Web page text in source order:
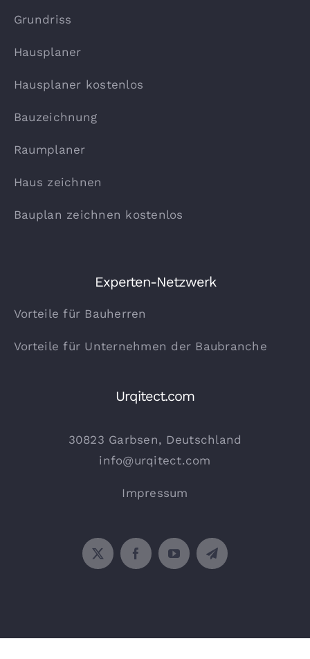
Urqitect.com
30823 Garbsen, Deutschland
info@urqitect.com
Impressum
Grundriss
Hausplaner
Hausplaner kostenlos
Bauzeichnung
Raumplaner
Haus zeichnen
Bauplan zeichnen kostenlos
Experten-Netzwerk
Vorteile für Bauherren
Vorteile für Unternehmen der Baubranche